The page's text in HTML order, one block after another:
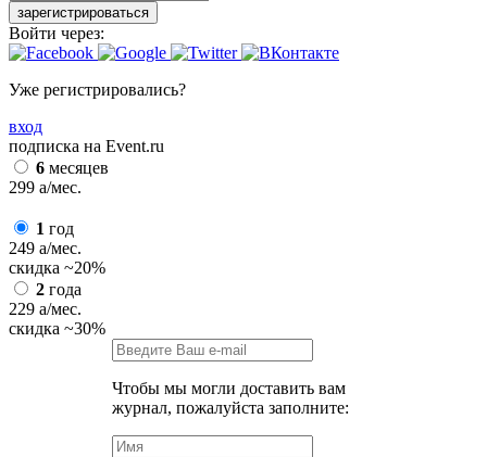
зарегистрироваться
Войти через:
Уже регистрировались?
вход
подписка на Event.ru
6 месяцев
299 a/мес.
1 год
249 a/мес.
скидка ~20%
2 года
229 a/мес.
скидка ~30%
Чтобы мы могли доставить вам
журнал, пожалуйста заполните: